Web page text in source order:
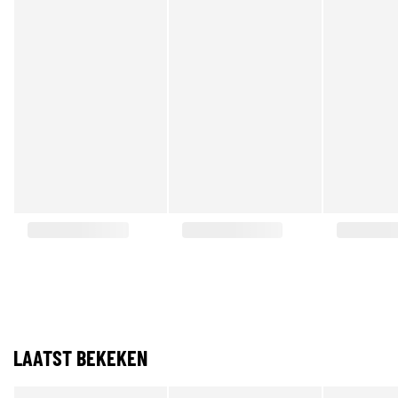
LAATST BEKEKEN